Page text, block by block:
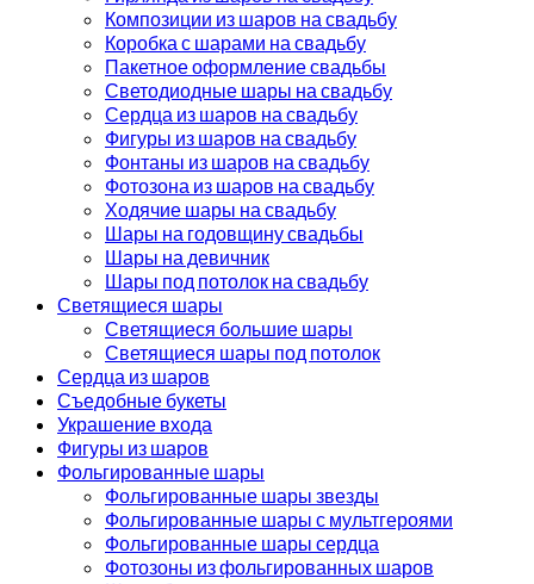
Композиции из шаров на свадьбу
Коробка с шарами на свадьбу
Пакетное оформление свадьбы
Светодиодные шары на свадьбу
Сердца из шаров на свадьбу
Фигуры из шаров на свадьбу
Фонтаны из шаров на свадьбу
Фотозона из шаров на свадьбу
Ходячие шары на свадьбу
Шары на годовщину свадьбы
Шары на девичник
Шары под потолок на свадьбу
Светящиеся шары
Светящиеся большие шары
Светящиеся шары под потолок
Сердца из шаров
Съедобные букеты
Украшение входа
Фигуры из шаров
Фольгированные шары
Фольгированные шары звезды
Фольгированные шары с мультгероями
Фольгированные шары сердца
Фотозоны из фольгированных шаров